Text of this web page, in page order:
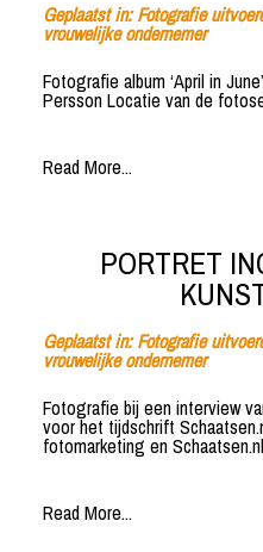
Geplaatst in:Fotografie
vrouwelijke ondernemer
Fotografie album ‘April in
Persson Locatie van de
Read More...
PORTRET
Geplaatst in:Fotografie
vrouwelijke ondernemer
Fotografie bij een interview
voor het tijdschrift
fotomarketing en Schaatsen.nl
Read More...